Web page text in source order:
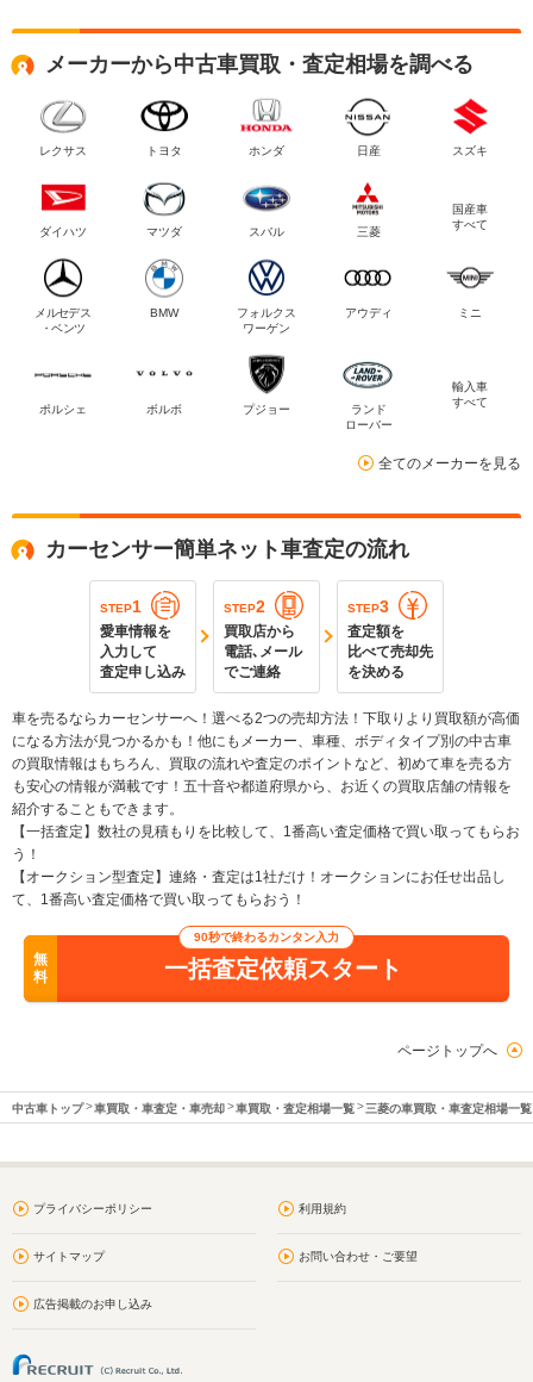
メーカーから中古車買取・査定相場を調べる
レクサス トヨタ ホンダ 日産 スズキ
ダイハツ マツダ スバル 三菱
国産車
すべて
メルセデス
・ベンツ
BMW
フォルクス
ワーゲン
アウディ ミニ
ポルシェ ボルボ プジョー
ランド
ローバー
輸入車
すべて
全てのメーカーを見る
カーセンサー簡単ネット車査定の流れ
STEP1
愛車情報を
入力して
査定申し込み
STEP2
買取店から
電話､メール
でご連絡
STEP3
査定額を
比べて売却先
を決める
車を売るならカーセンサーへ！選べる2つの売却方法！下取りより買取額が高価
になる方法が見つかるかも！他にもメーカー、車種、ボディタイプ別の中古車
の買取情報はもちろん、買取の流れや査定のポイントなど、初めて車を売る方
も安心の情報が満載です！五十音や都道府県から、お近くの買取店舗の情報を
紹介することもできます。
【一括査定】数社の見積もりを比較して、1番高い査定価格で買い取ってもらお
う！
【オークション型査定】連絡・査定は1社だけ！オークションにお任せ出品し
て、1番高い査定価格で買い取ってもらおう！
無
料
90秒で終わるカンタン入力
一括査定依頼スタート
ページトップへ
中古車トップ 車買取・車査定・車売却 車買取・査定相場一覧 三菱の車買取・車査定相場一覧
プライバシーポリシー 利用規約
サイトマップ お問い合わせ・ご要望
広告掲載のお申し込み